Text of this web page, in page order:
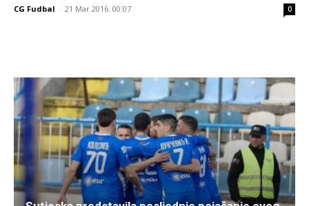
CG Fudbal - 21 Mar 2016. 00:07 0